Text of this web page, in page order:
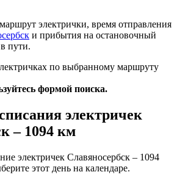
электрички, время отправления
и прибытия на остановочный
пути.
по выбранному маршруту
формой поиска.
электричек
– 1094 км
электричек Славяносербск – 1094
этот день на календаре.